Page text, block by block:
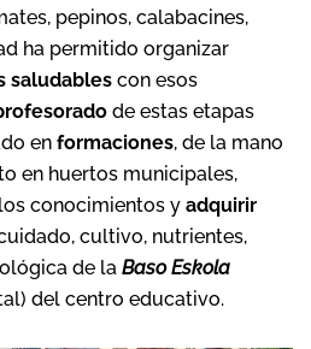
pepinos, calabacines,
ha permitido organizar
saludables con esos
de estas etapas
en formaciones, de la mano
en huertos municipales,
conocimientos y adquirir
cultivo, nutrientes,
de la Baso Eskola
del centro educativo.